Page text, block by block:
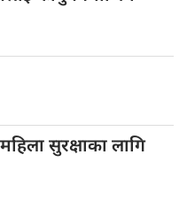
महिला सुरक्षाका लागि